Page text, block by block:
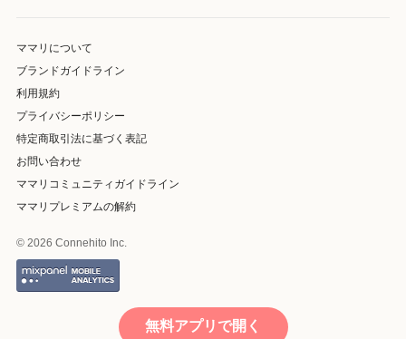
ママリについて
ブランドガイドライン
利用規約
プライバシーポリシー
特定商取引法に基づく表記
お問い合わせ
ママリコミュニティガイドライン
ママリプレミアムの解約
© 2026 Connehito Inc.
無料アプリで開く